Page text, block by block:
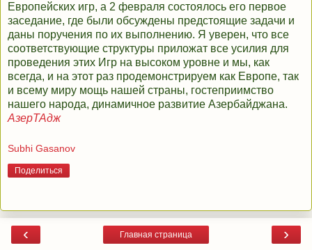
Европейских игр, а 2 февраля состоялось его первое
заседание, где были обсуждены предстоящие задачи и
даны поручения по их выполнению. Я уверен, что все
соответствующие структуры приложат все усилия для
проведения этих Игр на высоком уровне и мы, как
всегда, и на этот раз продемонстрируем как Европе, так
и всему миру мощь нашей страны, гостеприимство
нашего народа, динамичное развитие Азербайджана.
АзерТАдж
Subhi Gasanov
Поделиться
‹ ›
Главная страница